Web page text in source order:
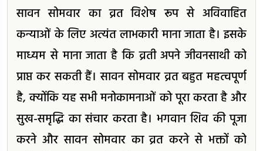
सावन सोमवार का व्रत विशेष रूप से अविवाहित
कन्याओं के लिए अत्यंत लाभकारी माना जाता है। इसके
माध्यम से माना जाता है कि व्रती अपने जीवनसाथी को
प्राप्त कर सकती हैं। सावन सोमवार व्रत बहुत महत्वपूर्ण
है, क्योंकि यह सभी मनोकामनाओं को पूरा करता है और
सुख-समृद्धि का संचार करता है। भगवान शिव की पूजा
करने और सावन सोमवार का व्रत करने से भक्तों को